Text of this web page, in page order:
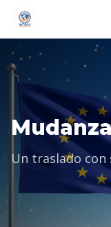
Un traslado